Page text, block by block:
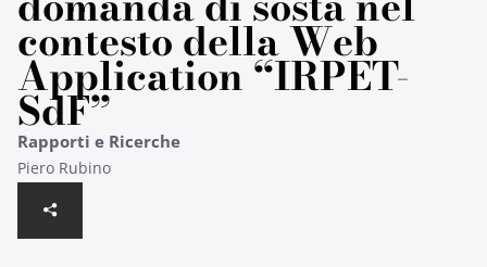
contesto della Web
Application “IRPET-
SdF”
Rapporti e Ricerche
Piero Rubino